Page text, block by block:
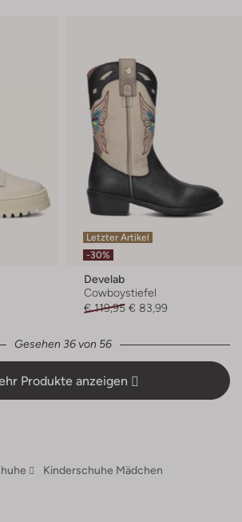
Letzter Artikel
-30%
Develab
Cowboystiefel
€ 119,95 € 83,99
Gesehen 36 von 56
Produkte anzeigen
Kinderschuhe Mädchen